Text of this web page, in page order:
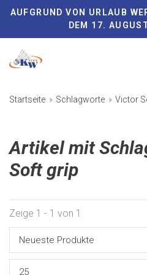
AUFGRUND VON URLAUB
DEM 17.
Startseite Schlagworte Victor
Artikel mit
Soft grip
Zeige 1 - 1 von 1
Neueste Produkte
25